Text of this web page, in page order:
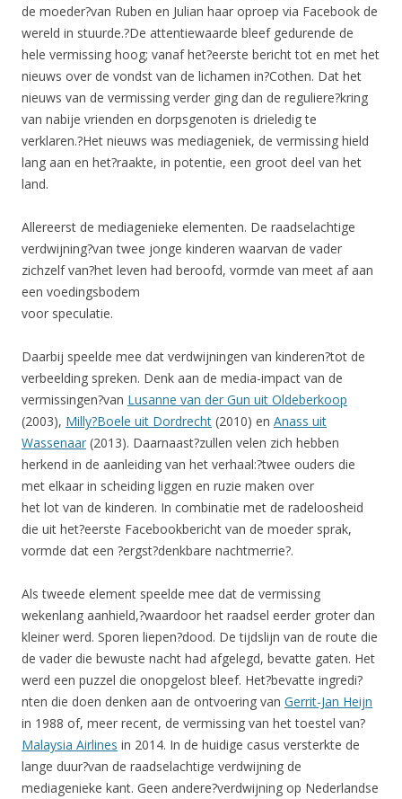
de moeder?van Ruben en Julian haar oproep via Facebook de
wereld in stuurde.?De attentiewaarde bleef gedurende de
hele vermissing hoog; vanaf het?eerste bericht tot en met het
nieuws over de vondst van de lichamen in?Cothen. Dat het
nieuws van de vermissing verder ging dan de reguliere?kring
van nabije vrienden en dorpsgenoten is drieledig te
verklaren.?Het nieuws was mediageniek, de vermissing hield
lang aan en het?raakte, in potentie, een groot deel van het
land.
Allereerst de mediagenieke elementen. De raadselachtige
verdwijning?van twee jonge kinderen waarvan de vader
zichzelf van?het leven had beroofd, vormde van meet af aan
een voedingsbodem
voor speculatie.
Daarbij speelde mee dat verdwijningen van kinderen?tot de
verbeelding spreken. Denk aan de media-impact van de
vermissingen?van Lusanne van der Gun uit Oldeberkoop
(2003), Milly?Boele uit Dordrecht (2010) en Anass uit
Wassenaar (2013). Daarnaast?zullen velen zich hebben
herkend in de aanleiding van het verhaal:?twee ouders die
met elkaar in scheiding liggen en ruzie maken over
het lot van de kinderen. In combinatie met de radeloosheid
die uit het?eerste Facebookbericht van de moeder sprak,
vormde dat een ?ergst?denkbare nachtmerrie?.
Als tweede element speelde mee dat de vermissing
wekenlang aanhield,?waardoor het raadsel eerder groter dan
kleiner werd. Sporen liepen?dood. De tijdslijn van de route die
de vader die bewuste nacht had afgelegd, bevatte gaten. Het
werd een puzzel die onopgelost bleef. Het?bevatte ingredi?
nten die doen denken aan de ontvoering van Gerrit-Jan Heijn
in 1988 of, meer recent, de vermissing van het toestel van?
Malaysia Airlines in 2014. In de huidige casus versterkte de
lange duur?van de raadselachtige verdwijning de
mediagenieke kant. Geen andere?verdwijning op Nederlandse